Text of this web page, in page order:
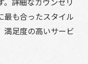
最も合ったスタイル
満足度の高いサービ